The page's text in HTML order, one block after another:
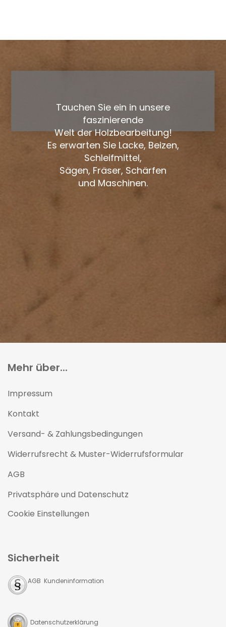
Tauchen Sie ein in unsere
faszinierende
Welt der Holzbearbeitung!
Es erwarten Sie Lacke, Beizen,
Schleifmittel,
Sägen, Fräser, Schärfen
und Maschinen.
Mehr über...
Impressum
Kontakt
Versand- & Zahlungsbedingungen
Widerrufsrecht & Muster-Widerrufsformular
AGB
Privatsphäre und Datenschutz
Cookie Einstellungen
Sicherheit
AGB Kundeninformation
Datenschutzerklärung